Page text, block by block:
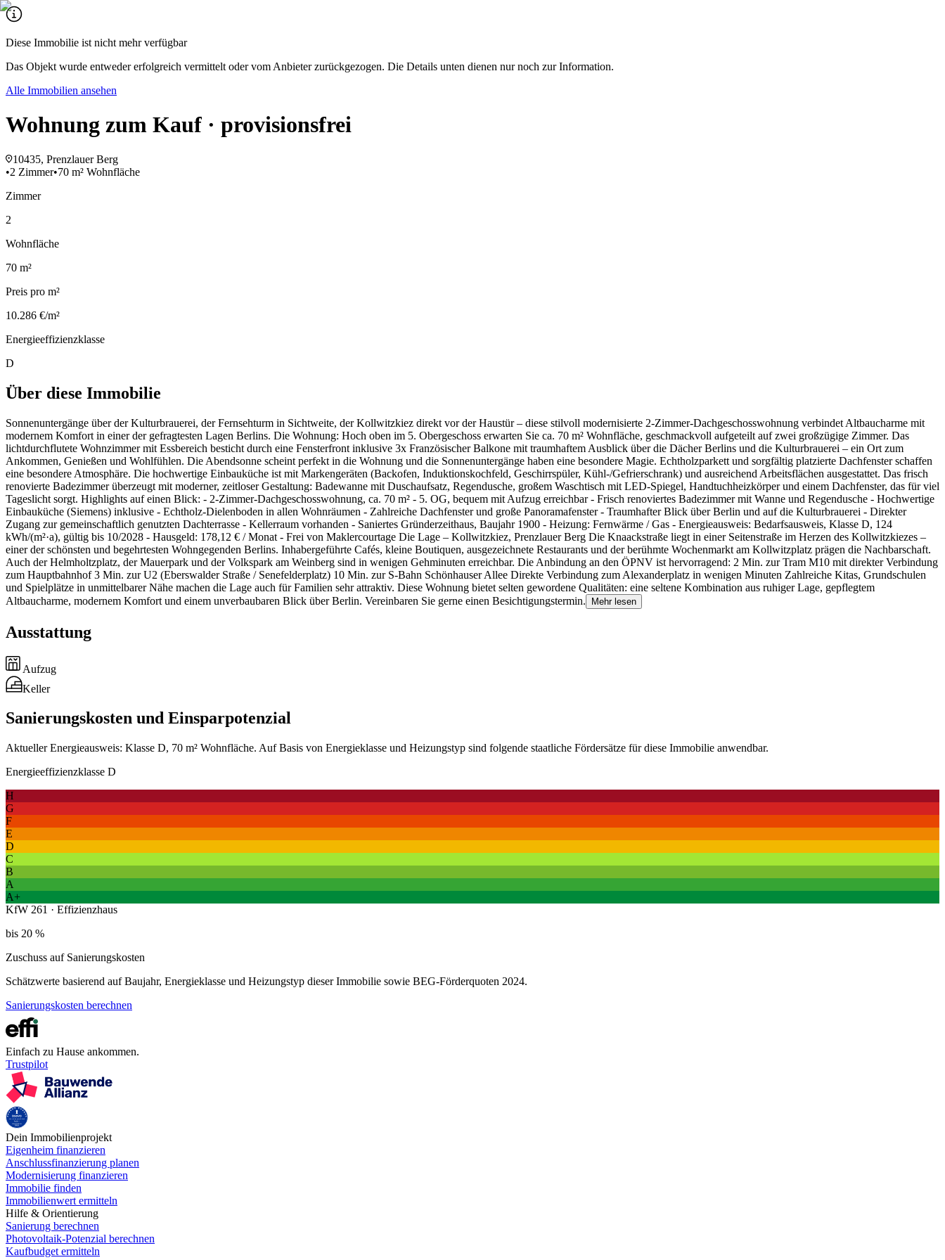
Diese Immobilie ist nicht mehr verfügbar
Das Objekt wurde entweder erfolgreich vermittelt oder vom Anbieter zurückgezogen. Die Details unten dienen nur noch zur Information.
Alle Immobilien ansehen
Wohnung zum Kauf · provisionsfrei
10435, Prenzlauer Berg
•2 Zimmer•70 m² Wohnfläche
Zimmer
2
Wohnfläche
70 m²
Preis pro m²
10.286 €/m²
Energieeffizienzklasse
D
Über diese Immobilie
Sonnenuntergänge über der Kulturbrauerei, der Fernsehturm in Sichtweite, der Kollwitzkiez direkt vor der Haustür – diese stilvoll modernisierte 2-Zimmer-Dachgeschosswohnung verbindet Altbaucharme mit
modernem Komfort in einer der gefragtesten Lagen Berlins. Die Wohnung: Hoch oben im 5. Obergeschoss erwarten Sie ca. 70 m² Wohnfläche, geschmackvoll aufgeteilt auf zwei großzügige Zimmer. Das
lichtdurchflutete Wohnzimmer mit Essbereich besticht durch eine Fensterfront inklusive 3x Französischer Balkone mit traumhaftem Ausblick über die Dächer Berlins und die Kulturbrauerei – ein Ort zum
Ankommen, Genießen und Wohlfühlen. Die Abendsonne scheint perfekt in die Wohnung und die Sonnenuntergänge haben eine besondere Magie. Echtholzparkett und sorgfältig platzierte Dachfenster schaffen
eine besondere Atmosphäre. Die hochwertige Einbauküche ist mit Markengeräten (Backofen, Induktionskochfeld, Geschirrspüler, Kühl-/Gefrierschrank) und ausreichend Arbeitsflächen ausgestattet. Das frisch
renovierte Badezimmer überzeugt mit moderner, zeitloser Gestaltung: Badewanne mit Duschaufsatz, Regendusche, großem Waschtisch mit LED-Spiegel, Handtuchheizkörper und einem Dachfenster, das für viel
Tageslicht sorgt. Highlights auf einen Blick: - 2-Zimmer-Dachgeschosswohnung, ca. 70 m² - 5. OG, bequem mit Aufzug erreichbar - Frisch renoviertes Badezimmer mit Wanne und Regendusche - Hochwertige
Einbauküche (Siemens) inklusive - Echtholz-Dielenboden in allen Wohnräumen - Zahlreiche Dachfenster und große Panoramafenster - Traumhafter Blick über Berlin und auf die Kulturbrauerei - Direkter
Zugang zur gemeinschaftlich genutzten Dachterrasse - Kellerraum vorhanden - Saniertes Gründerzeithaus, Baujahr 1900 - Heizung: Fernwärme / Gas - Energieausweis: Bedarfsausweis, Klasse D, 124
kWh/(m²·a), gültig bis 10/2028 - Hausgeld: 178,12 € / Monat - Frei von Maklercourtage Die Lage – Kollwitzkiez, Prenzlauer Berg Die Knaackstraße liegt in einer Seitenstraße im Herzen des Kollwitzkiezes –
einer der schönsten und begehrtesten Wohngegenden Berlins. Inhabergeführte Cafés, kleine Boutiquen, ausgezeichnete Restaurants und der berühmte Wochenmarkt am Kollwitzplatz prägen die Nachbarschaft.
Auch der Helmholtzplatz, der Mauerpark und der Volkspark am Weinberg sind in wenigen Gehminuten erreichbar. Die Anbindung an den ÖPNV ist hervorragend: 2 Min. zur Tram M10 mit direkter Verbindung
zum Hauptbahnhof 3 Min. zur U2 (Eberswalder Straße / Senefelderplatz) 10 Min. zur S-Bahn Schönhauser Allee Direkte Verbindung zum Alexanderplatz in wenigen Minuten Zahlreiche Kitas, Grundschulen
und Spielplätze in unmittelbarer Nähe machen die Lage auch für Familien sehr attraktiv. Diese Wohnung bietet selten gewordene Qualitäten: eine seltene Kombination aus ruhiger Lage, gepflegtem
Altbaucharme, modernem Komfort und einem unverbaubaren Blick über Berlin. Vereinbaren Sie gerne einen Besichtigungstermin.
Mehr lesen
Ausstattung
Aufzug
Keller
Sanierungskosten und Einsparpotenzial
Aktueller Energieausweis: Klasse D, 70 m² Wohnfläche. Auf Basis von Energieklasse und Heizungstyp sind folgende staatliche Fördersätze für diese Immobilie anwendbar.
Energieeffizienzklasse D
H
G
F
E
D
C
B
A
A+
KfW 261 · Effizienzhaus
bis 20 %
Zuschuss auf Sanierungskosten
Schätzwerte basierend auf Baujahr, Energieklasse und Heizungstyp dieser Immobilie sowie BEG-Förderquoten 2024.
Sanierungskosten berechnen
Einfach zu Hause ankommen.
Trustpilot
Dein Immobilienprojekt
Eigenheim finanzieren
Anschlussfinanzierung planen
Modernisierung finanzieren
Immobilie finden
Immobilienwert ermitteln
Hilfe & Orientierung
Sanierung berechnen
Photovoltaik-Potenzial berechnen
Kaufbudget ermitteln